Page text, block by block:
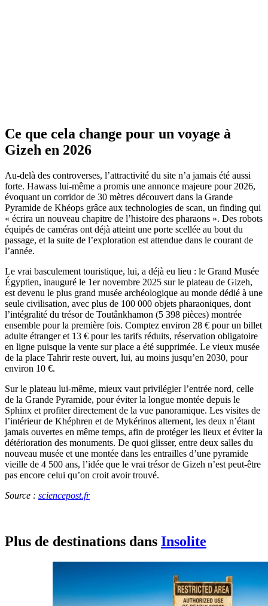
Ce que cela change pour un voyage à
Gizeh en 2026
Au-delà des controverses, l’attractivité du site n’a jamais été aussi
forte. Hawass lui-même a promis une annonce majeure pour 2026,
évoquant un corridor de 30 mètres découvert dans la Grande
Pyramide de Khéops grâce aux technologies de scan, un finding qui
« écrira un nouveau chapitre de l’histoire des pharaons ». Des robots
équipés de caméras ont déjà atteint une porte scellée au bout du
passage, et la suite de l’exploration est attendue dans le courant de
l’année.
Le vrai basculement touristique, lui, a déjà eu lieu : le Grand Musée
Égyptien, inauguré le 1er novembre 2025 sur le plateau de Gizeh,
est devenu le plus grand musée archéologique au monde dédié à une
seule civilisation, avec plus de 100 000 objets pharaoniques, dont
l’intégralité du trésor de Toutânkhamon (5 398 pièces) montrée
ensemble pour la première fois. Comptez environ 28 € pour un billet
adulte étranger et 13 € pour les tarifs réduits, réservation obligatoire
en ligne puisque la vente sur place a été supprimée. Le vieux musée
de la place Tahrir reste ouvert, lui, au moins jusqu’en 2030, pour
environ 10 €.
Sur le plateau lui-même, mieux vaut privilégier l’entrée nord, celle
de la Grande Pyramide, pour éviter la longue montée depuis le
Sphinx et profiter directement de la vue panoramique. Les visites de
l’intérieur de Khéphren et de Mykérinos alternent, les deux n’étant
jamais ouvertes en même temps, afin de protéger les lieux et éviter la
détérioration des monuments. De quoi glisser, entre deux salles du
nouveau musée et une montée dans les entrailles d’une pyramide
vieille de 4 500 ans, l’idée que le vrai trésor de Gizeh n’est peut-être
pas encore celui qu’on croit avoir trouvé.
Source : sciencepost.fr
Plus de destinations dans Insolite